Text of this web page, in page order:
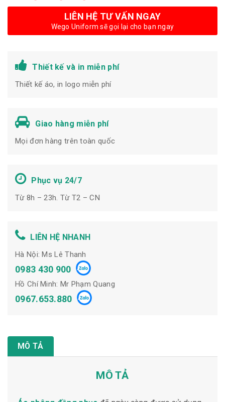
LIÊN HỆ TƯ VẤN NGAY
Wego Uniform sẽ gọi lại cho bạn ngay
Thiết kế và in miễn phí
Thiết kế áo, in logo miễn phí
Giao hàng miễn phí
Mọi đơn hàng trên toàn quốc
Phục vụ 24/7
Từ 8h – 23h. Từ T2 – CN
LIÊN HỆ NHANH
Hà Nội: Ms Lê Thanh
0983 430 900
Hồ Chí Minh: Mr Phạm Quang
0967.653.880
MÔ TẢ
MÔ TẢ